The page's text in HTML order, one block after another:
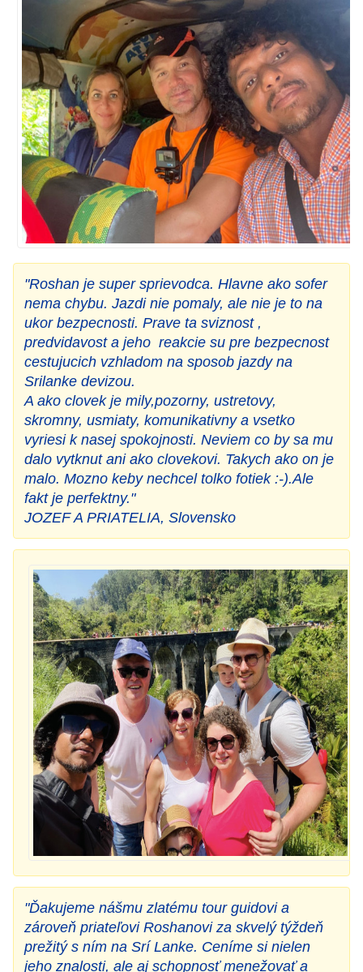
"Roshan je super sprievodca. Hlavne ako sofer
nema chybu. Jazdi nie pomaly, ale nie je to na
ukor bezpecnosti. Prave ta sviznost ,
predvidavost a jeho reakcie su pre bezpecnost
cestujucich vzhladom na sposob jazdy na
Srilanke devizou.
A ako clovek je mily,pozorny, ustretovy,
skromny, usmiaty, komunikativny a vsetko
vyriesi k nasej spokojnosti. Neviem co by sa mu
dalo vytknut ani ako clovekovi. Takych ako on je
malo. Mozno keby nechcel tolko fotiek :-).Ale
fakt je perfektny."
JOZEF A PRIATELIA, Slovensko
"Ďakujeme nášmu zlatému tour guidovi a
zároveň priateľovi Roshanovi za skvelý týždeň
prežitý s ním na Srí Lanke. Ceníme si nielen
jeho znalosti, ale aj schopnosť menežovať a